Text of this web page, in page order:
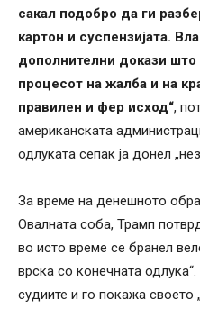
сакал подобро да ги
картон и суспензијата.
дополнителни докази
процесот на жалба и на
правилен и фер исход“,
американската
одлуката сепак ја донел
За време на денешното
Овалната соба, Трамп
во исто време се бранел
врска со конечната
судиите и го покажа